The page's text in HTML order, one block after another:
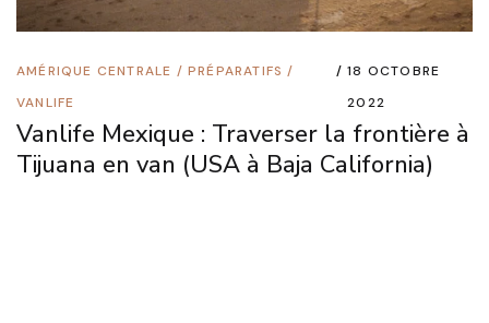
AMÉRIQUE CENTRALE /PRÉPARATIFS /
VANLIFE
18 OCTOBRE
2022
Vanlife Mexique : Traverser la frontière à
Tijuana en van (USA à Baja California)